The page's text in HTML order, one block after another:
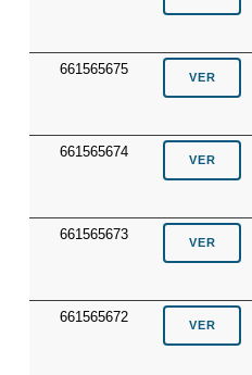
661565675
661565674
661565673
661565672